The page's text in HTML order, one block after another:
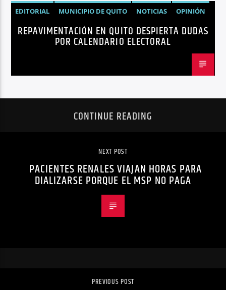
EDITORIAL MUNICIPIO DE QUITO NOTICIAS
OPINIÓN
QUITO
REPAVIMENTACIÓN
REPAVIMENTACIÓN EN QUITO DESPIERTA DUDAS
POR CALENDARIO ELECTORAL
CONTINUE READING
NEXT POST
PACIENTES RENALES VIAJAN HORAS PARA
DIALIZARSE PORQUE EL MSP NO PAGA
PREVIOUS POST